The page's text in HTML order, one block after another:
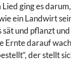
Lied ging es
ein Landwirt
sät und pflanzt
Ernte darauf
der stellt